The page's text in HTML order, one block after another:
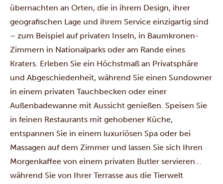
übernachten an Orten, die in ihrem Design, ihrer
geografischen Lage und ihrem Service einzigartig sind
– zum Beispiel auf privaten Inseln, in Baumkronen-
Zimmern in Nationalparks oder am Rande eines
Kraters. Erleben Sie ein Höchstmaß an Privatsphäre
und Abgeschiedenheit, während Sie einen Sundowner
in einem privaten Tauchbecken oder einer
Außenbadewanne mit Aussicht genießen. Speisen Sie
in feinen Restaurants mit gehobener Küche,
entspannen Sie in einem luxuriösen Spa oder bei
Massagen auf dem Zimmer und lassen Sie sich Ihren
Morgenkaffee von einem privaten Butler servieren…
während Sie von Ihrer Terrasse aus die Tierwelt